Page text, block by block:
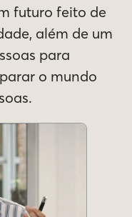
futuro feito de
além de um
para
o mundo